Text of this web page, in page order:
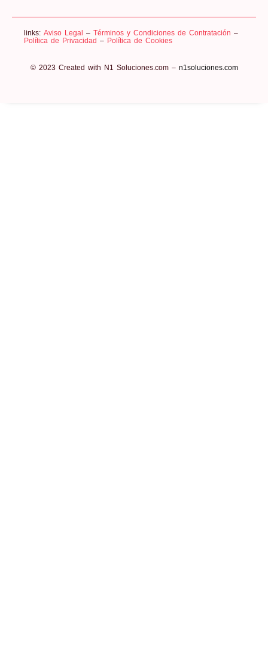
links: Aviso Legal – Términos y Condiciones de Contratación –
Política de Privacidad – Política de Cookies
© 2023 Created with N1 Soluciones.com – n1soluciones.com